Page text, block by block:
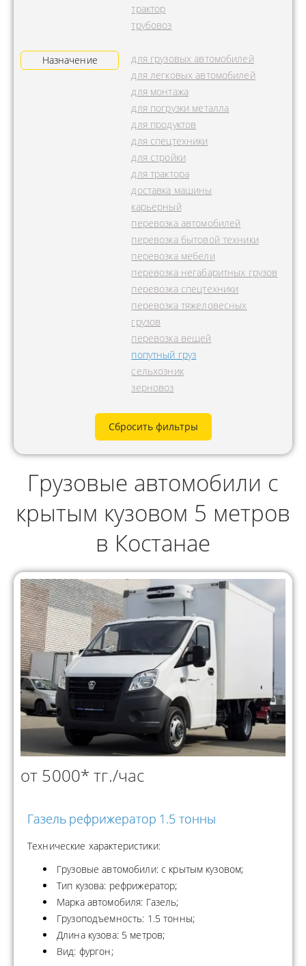
трактор
трубовоз
Назначение
для грузовых автомобилей
для легковых автомобилей
для монтажа
для погрузки металла
для продуктов
для спецтехники
для стройки
для трактора
доставка машины
карьерный
перевозка автомобилей
перевозка бытовой техники
перевозка мебели
перевозка негабаритных грузов
перевозка спецтехники
перевозка тяжеловесных
грузов
перевозка вещей
попутный груз
сельхозник
зерновоз
Сбросить фильтры
Грузовые автомобили с
крытым кузовом 5 метров
в Костанае
от 5000* тг./час
Газель рефрижератор 1.5 тонны
Технические характеристики:
Грузовые автомобили: с крытым кузовом;
Тип кузова: рефрижератор;
Марка автомобиля: Газель;
Грузоподъемность: 1.5 тонны;
Длина кузова: 5 метров;
Вид: фургон;